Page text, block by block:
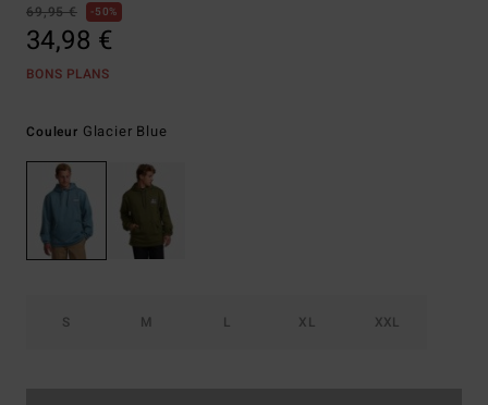
69,95 €
50%
34,98 €
BONS PLANS
Couleur Glacier Blue
S M L XL XXL